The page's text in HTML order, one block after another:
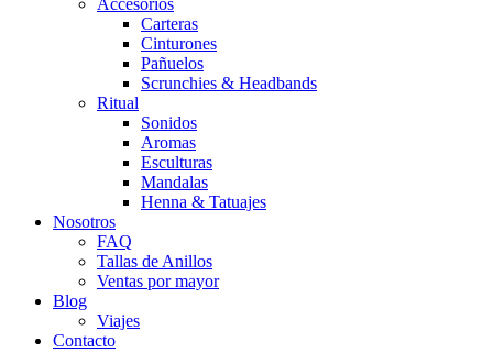
Accesorios
Carteras
Cinturones
Pañuelos
Scrunchies & Headbands
Ritual
Sonidos
Aromas
Esculturas
Mandalas
Henna & Tatuajes
Nosotros
FAQ
Tallas de Anillos
Ventas por mayor
Blog
Viajes
Contacto